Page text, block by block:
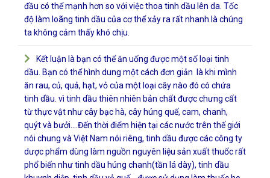
đầu có thể mạnh hơn so với việc thoa tinh dầu lên da. Tốc
độ làm loãng tinh dầu của cơ thể xảy ra rất nhanh là chúng
ta không cảm thấy khó chịu.
Kết luận là bạn có thể ăn uống được một số loại tinh
dầu. Bạn có thể hình dung một cách đơn giản là khi mình
ăn rau, củ, quả, hạt, vỏ của một loại cây nào đó có chứa
tinh dầu. vì tinh dầu thiên nhiên bản chất được chưng cất
từ thực vật như cây bạc hà, cây húng quế, cam, chanh,
quýt và bưởi….Đến thời điểm hiện tại các nước trên thế giới
nói chung và Việt Nam nói riêng, tinh dầu được các công ty
dược phẩm dùng làm nguồn nguyên liệu sản xuất thuốc rất
phổ biến như tinh dầu húng chanh(tần lá dày), tinh dầu